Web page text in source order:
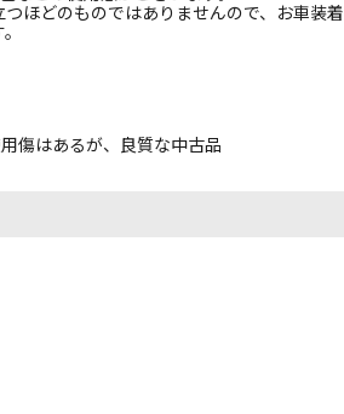
ほどのものではありませんので、お車装着
傷はあるが、良質な中古品